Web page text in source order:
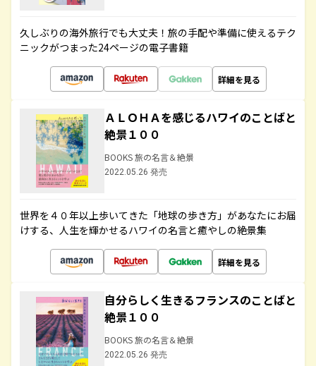
久しぶりの海外旅行でも大丈夫！旅の手配や準備に使えるテク
ニックがつまった24ページの電子書籍
詳細を見る
ＡＬＯＨＡを感じるハワイのことばと
絶景１００
BOOKS 旅の名言＆絶景
2022.05.26 発売
世界を４０年以上歩いてきた「地球の歩き方」があなたにお届
けする、人生を輝かせるハワイの名言と癒やしの絶景集
詳細を見る
自分らしく生きるフランスのことばと
絶景１００
BOOKS 旅の名言＆絶景
2022.05.26 発売